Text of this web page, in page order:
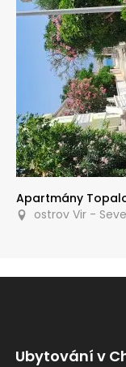
Apartmány
ostrov Vir -
Ubytování v